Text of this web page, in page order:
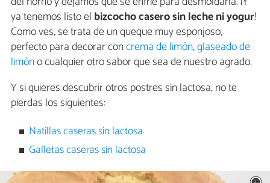
ya tenemos listo el bizcocho casero sin leche ni yogur!
Como ves, se trata de un queque muy esponjoso,
perfecto para decorar concrema de limón,glaseado de
limóno cualquier otro sabor que sea de nuestro agrado.
Y si quieres descubrir otros postres sin lactosa, no te
pierdas los siguientes:
Natillas caseras sin lactosa
Galletas caseras sin lactosa